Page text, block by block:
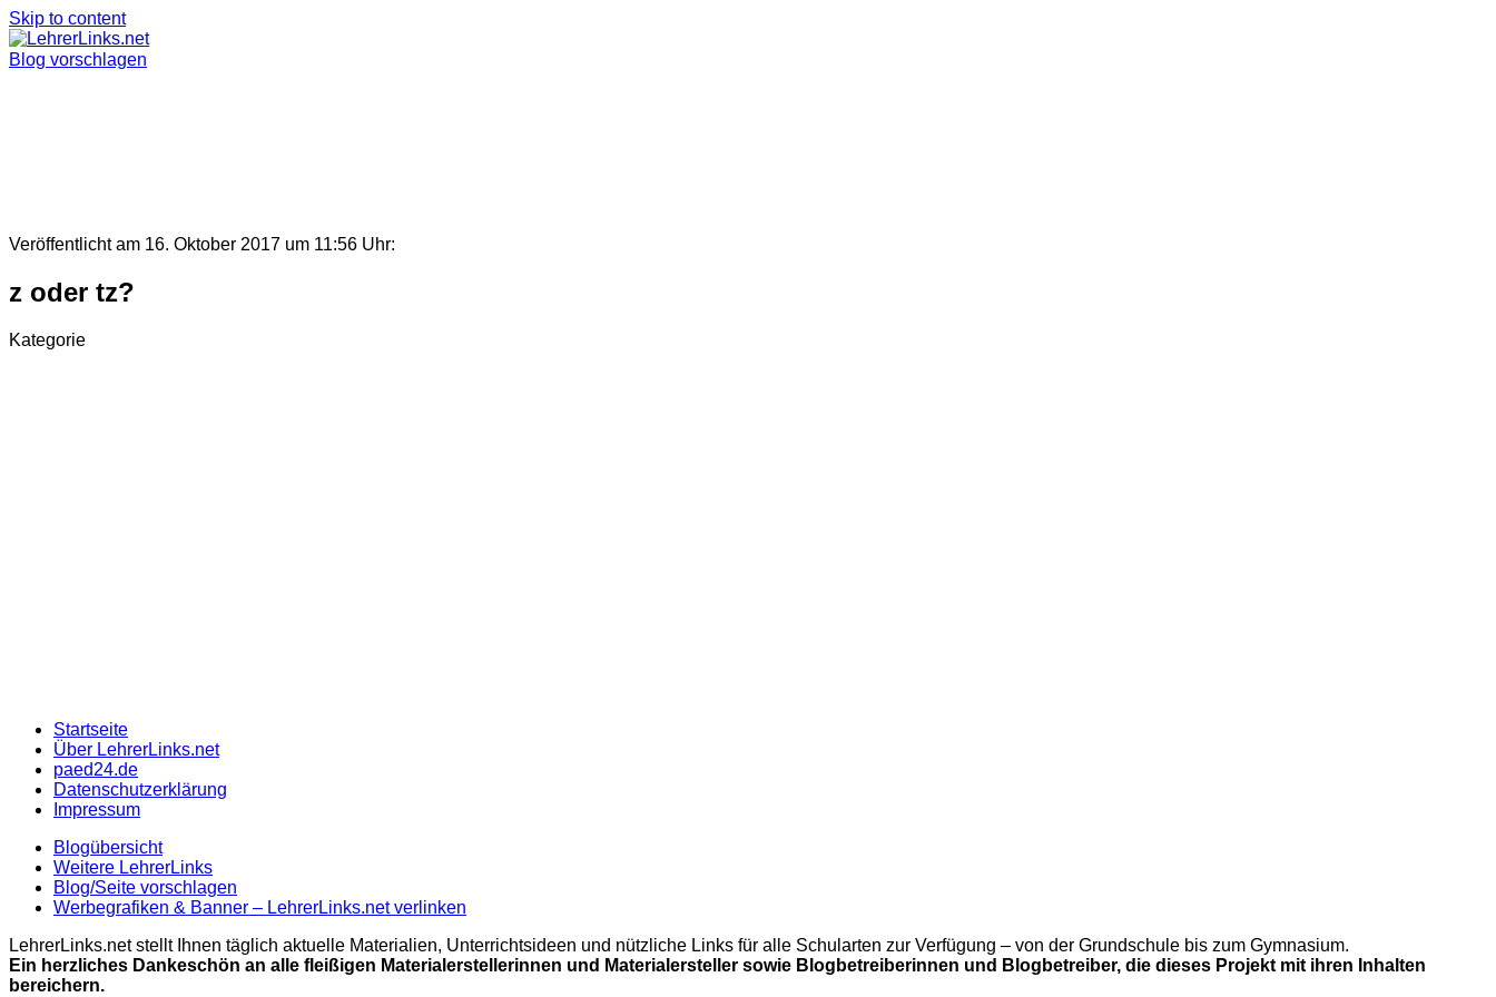
Skip to content
Blog vorschlagen
Veröffentlicht am 16. Oktober 2017 um 11:56 Uhr:
z oder tz?
Kategorie
Startseite
Über LehrerLinks.net
paed24.de
Datenschutzerklärung
Impressum
Blogübersicht
Weitere LehrerLinks
Blog/Seite vorschlagen
Werbegrafiken & Banner – LehrerLinks.net verlinken
LehrerLinks.net stellt Ihnen täglich aktuelle Materialien, Unterrichtsideen und nützliche Links für alle Schularten zur Verfügung – von der Grundschule bis zum Gymnasium.
Ein herzliches Dankeschön an alle fleißigen Materialerstellerinnen und Materialersteller sowie Blogbetreiberinnen und Blogbetreiber, die dieses Projekt mit ihren Inhalten
bereichern.